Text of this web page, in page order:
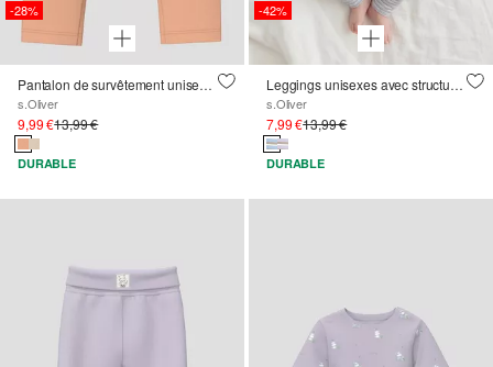
-28%
Pantalon de survêtement unisexe en mélange de coton doux avec taille élastique
s.Oliver
9,99 €13,99 €
DURABLE
-42%
Leggings unisexes avec structure côtelée
s.Oliver
7,99 €13,99 €
DURABLE